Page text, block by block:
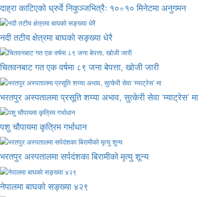
दाह्रा काटिएको ध्रुर्वे निकुञ्जभित्रैः १०÷१० मिनेटमा अनुगमन
नदी तटीय क्षेत्रमा बाघको सङ्ख्या धेरै
चितवनबाट गत एक वर्षमा ८९ जना बेपत्ता, खोजी जारी
भरतपुर अस्पतालमा प्रसूति शय्या अभाव, सुत्केरी सेवा ‘म्याट्रेस’ मा
पशु चौपायमा कृत्रिम गर्भाधान
भरतपुर अस्पतालमा सर्पदंशका बिरामीको मृत्यु शून्य
नेपालमा बाघको सङ्ख्या ४२९